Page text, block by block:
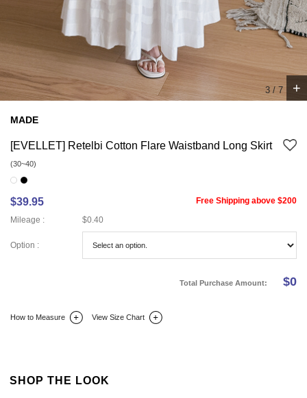
4 / 7 +
MADE
[EVELLET] Retelbi Cotton Flare Waistband Long Skirt
(30~40)
$39.95
Free Shipping above $200
Mileage :
$0.40
Option :
Total Purchase Amount: $0
How to Measure View Size Chart
SHOP THE LOOK